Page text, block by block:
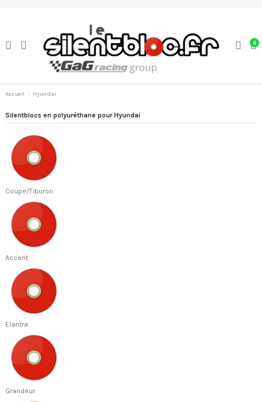
0
Accueil Hyundai
Silentblocs en polyuréthane pour Hyundai
Coupe/Tiburon
Accent
Elantra
Grandeur